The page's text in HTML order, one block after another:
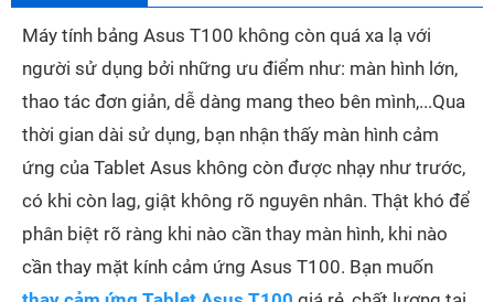
Máy tính bảng Asus T100 không còn quá xa lạ với
người sử dụng bởi những ưu điểm như: màn hình lớn,
thao tác đơn giản, dễ dàng mang theo bên mình,...Qua
thời gian dài sử dụng, bạn nhận thấy màn hình cảm
ứng của Tablet Asus không còn được nhạy như trước,
có khi còn lag, giật không rõ nguyên nhân. Thật khó để
phân biệt rõ ràng khi nào cần thay màn hình, khi nào
cần thay mặt kính cảm ứng Asus T100. Bạn muốn